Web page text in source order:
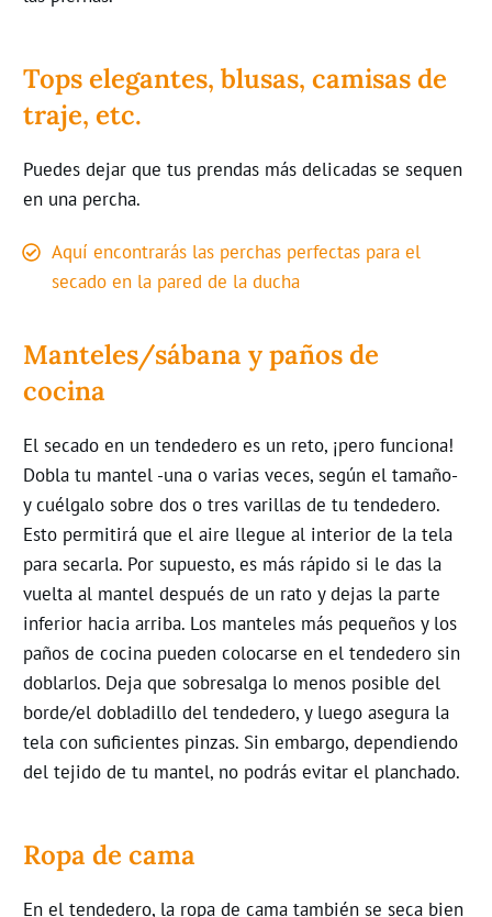
Tops elegantes, blusas, camisas de
traje, etc.
Puedes dejar que tus prendas más delicadas se sequen
en una percha.
Aquí encontrarás las perchas perfectas para el
secado en la pared de la ducha
Manteles/sábana y paños de
cocina
El secado en un tendedero es un reto, ¡pero funciona!
Dobla tu mantel -una o varias veces, según el tamaño-
y cuélgalo sobre dos o tres varillas de tu tendedero.
Esto permitirá que el aire llegue al interior de la tela
para secarla. Por supuesto, es más rápido si le das la
vuelta al mantel después de un rato y dejas la parte
inferior hacia arriba. Los manteles más pequeños y los
paños de cocina pueden colocarse en el tendedero sin
doblarlos. Deja que sobresalga lo menos posible del
borde/el dobladillo del tendedero, y luego asegura la
tela con suficientes pinzas. Sin embargo, dependiendo
del tejido de tu mantel, no podrás evitar el planchado.
Ropa de cama
En el tendedero, la ropa de cama también se seca bien